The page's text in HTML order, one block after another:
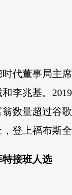
时代董事局主
李兆基。
数量超过谷
登上福布斯全
特接班人选